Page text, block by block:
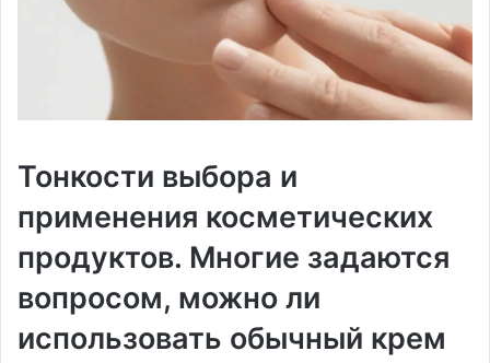
Тонкости выбора и
применения косметических
продуктов. Многие задаются
вопросом, можно ли
использовать обычный крем